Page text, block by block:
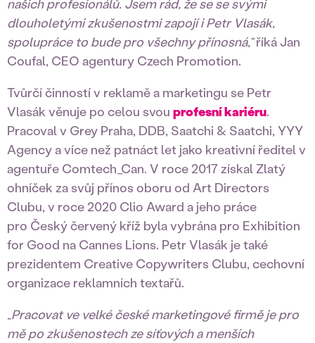
našich profesionálů. Jsem rád, že se se svými
dlouholetými zkušenostmi zapojí i Petr Vlasák,
spolupráce to bude pro všechny přínosná,“říká Jan
Coufal, CEO agentury Czech Promotion.
Tvůrčí činností v reklamě a marketingu se Petr
Vlasák věnuje po celou svou profesní kariéru.
Pracoval v Grey Praha, DDB, Saatchi & Saatchi, YYY
Agency a více než patnáct let jako kreativní ředitel v
agentuře Comtech_Can. V roce 2017 získal Zlatý
ohníček za svůj přínos oboru od Art Directors
Clubu, v roce 2020 Clio Award a jeho práce
pro Český červený kříž byla vybrána pro Exhibition
for Good na Cannes Lions. Petr Vlasák je také
prezidentem Creative Copywriters Clubu, cechovní
organizace reklamních textařů.
„Pracovat ve velké české marketingové firmě je pro
mě po zkušenostech ze síťových a menších